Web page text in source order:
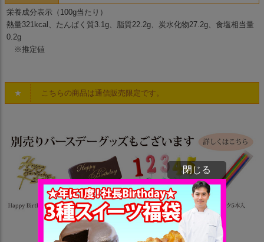
栄養成分表示（100g当たり）
熱量321kcal、たんぱく質3.1g、脂質22.2g、炭水化物27.2g、食塩相当量
0.2g
※推定値
★ こちらの商品は通信販売限定です。
閉じる